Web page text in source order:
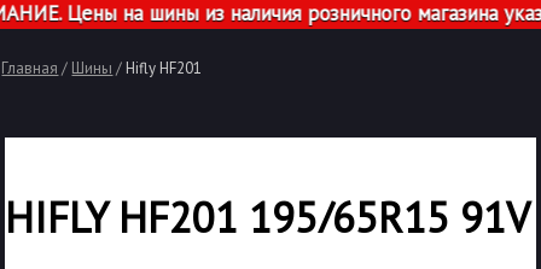
Цены на шины из наличия розничного магазина
Главная / Шины / Hifly HF201
HIFLY HF201 195/65R15 91V